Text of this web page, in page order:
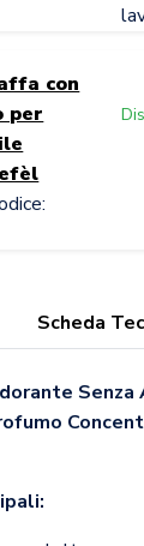
con
per
Scheda
Senza